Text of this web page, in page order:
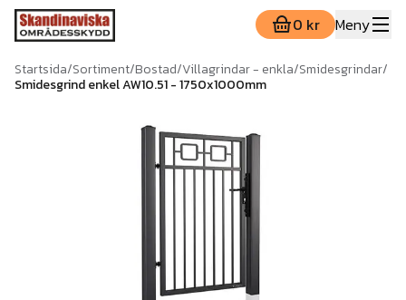
0 kr Meny
Startsida/Sortiment/Bostad/Villagrindar - enkla/Smidesgrindar/
Smidesgrind enkel AW10.51 - 1750x1000mm